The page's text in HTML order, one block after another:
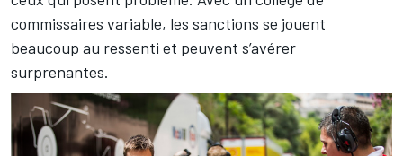
commissaires variable, les sanctions se jouent
beaucoup au ressenti et peuvent s’avérer
surprenantes.